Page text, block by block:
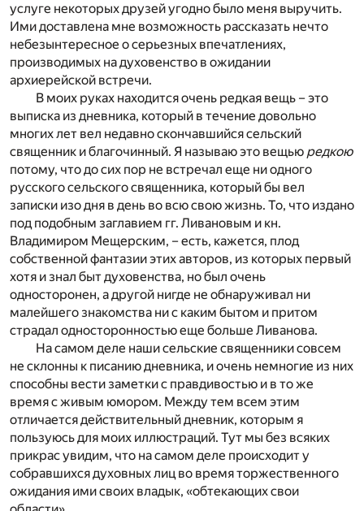
услуге некоторых друзей угодно было меня выручить.
Ими доставлена мне возможность рассказать нечто
небезынтересное о серьезных впечатлениях,
производимых на духовенство в ожидании
архиерейской встречи.
В моих руках находится очень редкая вещь – это
выписка из дневника, который в течение довольно
многих лет вел недавно скончавшийся сельский
священник и благочинный. Я называю это вещью редкою
потому, что до сих пор не встречал еще ни одного
русского сельского священника, который бы вел
записки изо дня в день во всю свою жизнь. То, что издано
под подобным заглавием гг. Ливановым и кн.
Владимиром Мещерским, – есть, кажется, плод
собственной фантазии этих авторов, из которых первый
хотя и знал быт духовенства, но был очень
односторонен, а другой нигде не обнаруживал ни
малейшего знакомства ни с каким бытом и притом
страдал односторонностью еще больше Ливанова.
На самом деле наши сельские священники совсем
не склонны к писанию дневника, и очень немногие из них
способны вести заметки с правдивостью и в то же
время с живым юмором. Между тем всем этим
отличается действительный дневник, которым я
пользуюсь для моих иллюстраций. Тут мы без всяких
прикрас увидим, что на самом деле происходит у
собравшихся духовных лиц во время торжественного
ожидания ими своих владык, «обтекающих свои